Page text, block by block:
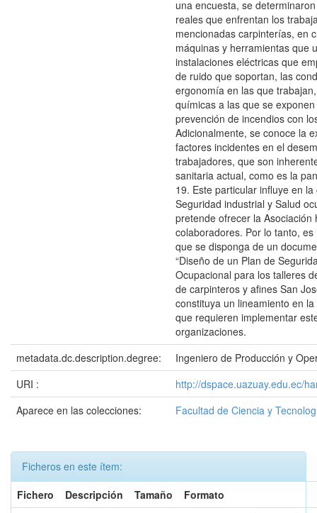
una encuesta, se
reales que enfrentan los
mencionadas carpinterías, en
máquinas y herramientas que
instalaciones eléctricas que
de ruido que soportan, las
ergonomía en las que
químicas a las que se
prevención de incendios con
Adicionalmente, se conoce la
factores incidentes en el
trabajadores, que son
sanitaria actual, como es la
19. Este particular influye en
Seguridad industrial y Salud
pretende ofrecer la Asociación
colaboradores. Por lo tanto, es
que se disponga de un
“Diseño de un Plan de
Ocupacional para los talleres
de carpinteros y afines San
constituya un lineamiento en
que requieren implementar
organizaciones.
metadata.dc.description.degree:
Ingeniero de Producción y
URI :
http://dspace.uazuay.edu.ec/
Aparece en las colecciones:
Facultad de Ciencia y
Ficheros en este ítem:
Fichero
Descripción Tamaño
Formato